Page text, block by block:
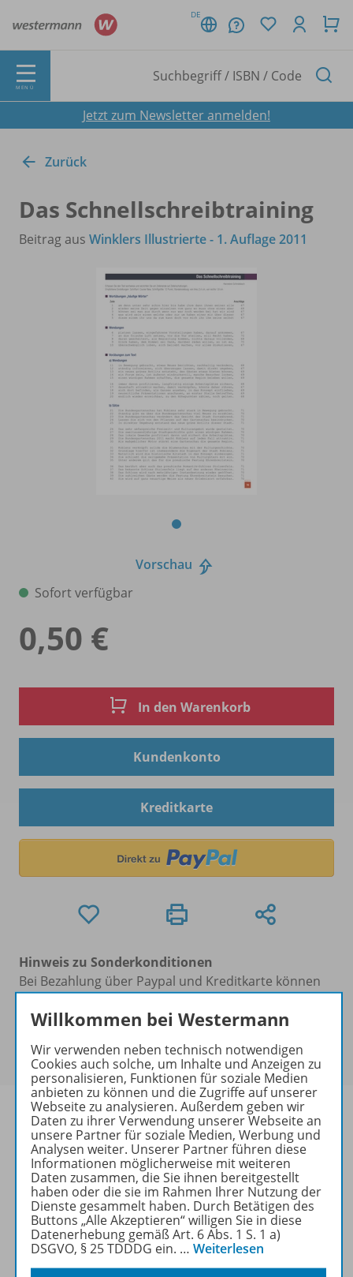
DE
MENÜ
Jetzt zum Newsletter anmelden!
Zurück
Das Schnellschreibtraining
Beitrag aus Winklers Illustrierte - 1. Auflage 2011
Vorschau
Sofort verfügbar
0,50 €
In den Warenkorb
Kundenkonto
Kreditkarte
Hinweis zu Sonderkonditionen
Bei Bezahlung über Paypal und Kreditkarte können
keine Sonderkonditionen gewährt werden.
Sie haben ein passendes Spar-Paket?
sich bitte an.
Informationen
Weitere Inhalte der Ausgabe
Willkommen bei Westermann
Wir verwenden neben technisch notwendigen
Cookies auch solche, um Inhalte und Anzeigen zu
personalisieren, Funktionen für soziale Medien
anbieten zu können und die Zugriffe auf unserer
Webseite zu analysieren. Außerdem geben wir
Daten zu ihrer Verwendung unserer Webseite an
unsere Partner für soziale Medien, Werbung und
Analysen weiter. Unserer Partner führen diese
Informationen möglicherweise mit weiteren
Daten zusammen, die Sie ihnen bereitgestellt
haben oder die sie im Rahmen Ihrer Nutzung der
Dienste gesammelt haben. Durch Betätigen des
Buttons „Alle Akzeptieren“ willigen Sie in diese
Datenerhebung gemäß Art. 6 Abs. 1 S. 1 a)
DSGVO, § 25 TDDDG ein. … Weiterlesen